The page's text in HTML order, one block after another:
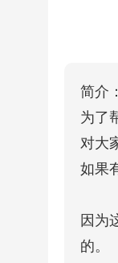
简介
为了
对大
如果
因为
的。